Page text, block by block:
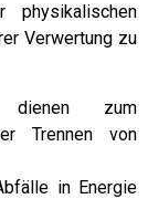
Verwertung zu
zum
Trennen von
in Energie